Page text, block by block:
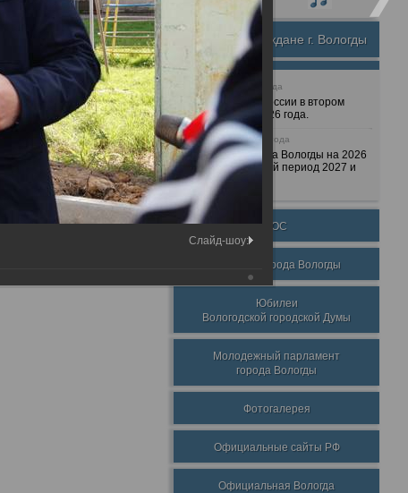
Почетные граждане г. Вологды
25 июня 2026 года
Очередные сессии в втором
полугодии 2026 года.
7 декабря 2025 года
Бюджет города Вологды на 2026
год и плановый период 2027 и
2028 годов.
ТОС
Награды города Вологды
Юбилеи
Вологодской городской Думы
Молодежный парламент
города Вологды
Фотогалерея
Официальные сайты РФ
Официальная Вологда
Слайд-шоу: